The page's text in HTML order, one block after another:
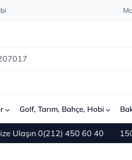
Golf, Tarım, Bahçe, Hobi
0(212) 450 60 40 1500 TL ve